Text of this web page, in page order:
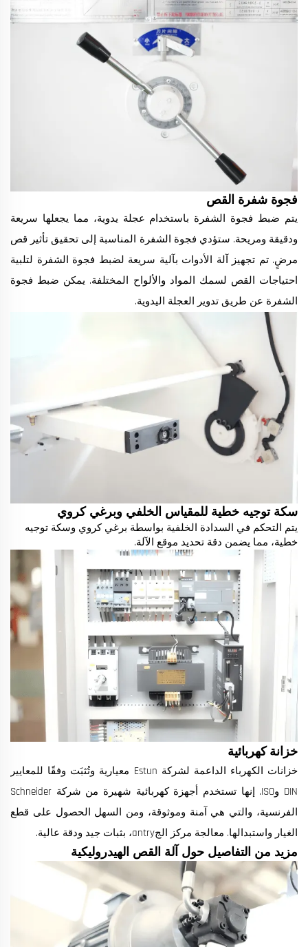
فجوة شفرة القص
يتم ضبط فجوة الشفرة باستخدام عجلة يدوية، مما يجعلها سريعة
ودقيقة ومريحة. ستؤدي فجوة الشفرة المناسبة إلى تحقيق تأثير قص
مرضٍ. تم تجهيز آلة الأدوات بآلية سريعة لضبط فجوة الشفرة لتلبية
احتياجات القص لسمك المواد والألواح المختلفة. يمكن ضبط فجوة
الشفرة عن طريق تدوير العجلة اليدوية.
سكة توجيه خطية للمقياس الخلفي وبرغي كروي
يتم التحكم في السدادة الخلفية بواسطة برغي كروي وسكة توجيه
خطية، مما يضمن دقة تحديد موقع الآلة.
خزانة كهربائية
خزانات الكهرباء الداعمة لشركة Estun معيارية وتُثبَت وفقًا للمعايير
DIN وISO. إنها تستخدم أجهزة كهربائية شهيرة من شركة Schneider
الفرنسية، والتي هي آمنة وموثوقة، ومن السهل الحصول على قطع
الغيار واستبدالها. معالجة مركز الجantry، بثبات جيد ودقة عالية.
مزيد من التفاصيل حول آلة القص الهيدروليكية